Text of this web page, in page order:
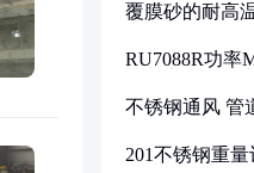
覆膜砂的耐高
RU7088R功率
不锈钢通风 管
201不锈钢重